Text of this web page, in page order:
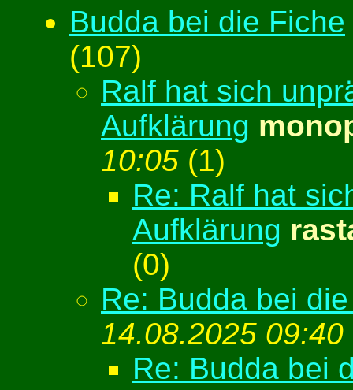
Budda bei die Fiche
(107)
Ralf hat sich
Aufklärung
10:05 (1)
Re: Ralf hat
Aufklärung
(0)
Re: Budda bei
14.08.2025 09:40
Re: Budda bei